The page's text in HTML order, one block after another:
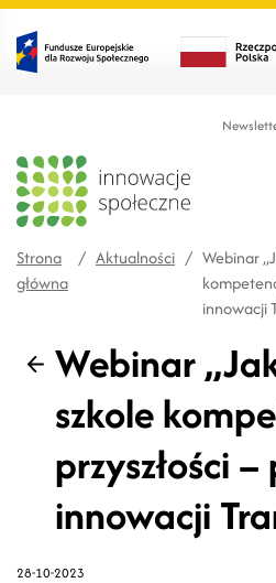
Strona
główna
/ Aktualności / Webinar
innowacji
Wstecz
Webinar
szkole
przyszłości
innowacji
28-10-2023